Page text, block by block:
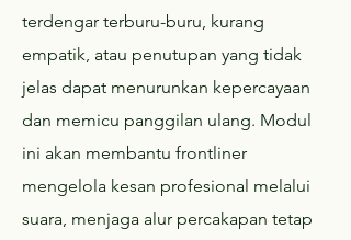
terdengar terburu-buru, kurang
empatik, atau penutupan yang tidak
jelas dapat menurunkan kepercayaan
dan memicu panggilan ulang. Modul
ini akan membantu frontliner
mengelola kesan profesional melalui
suara, menjaga alur percakapan tetap